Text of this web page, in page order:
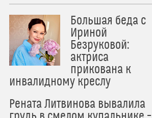
Большая беда с
Ириной
Безруковой:
актриса
прикована к
инвалидному креслу
Рената Литвинова вывалила